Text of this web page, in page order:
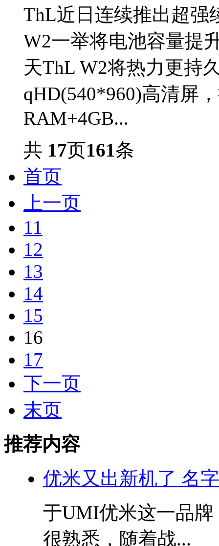
ThL近日连续推出超强
W2一举将电池容量提
天ThL W2将热力更持
qHD(540*960)高清屏
RAM+4GB...
共 17页161条
首页
上一页
11
12
13
14
15
16
17
下一页
末页
推荐内容
优米又出新机了 名
于UMI优米这一品
很熟悉，随着战...